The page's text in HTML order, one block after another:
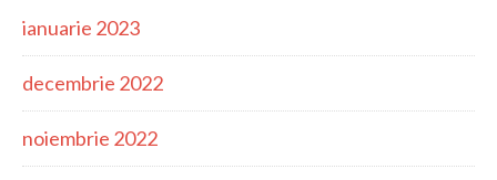
ianuarie 2023
decembrie 2022
noiembrie 2022